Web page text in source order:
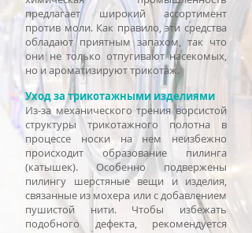
предлагает широкий ассортимент
против моли. Как правило, эти средства
обладают приятным запахом, так что
они не только отпугивают насекомых,
но и ароматизируют трикотаж.
Уход за трикотажными изделиями
Из-за механического трения ворсистой
структуры трикотажного полотна в
процессе носки на нем неизбежно
происходит образование пилинга
(катышек). Особенно подвержены
пилингу шерстяные вещи и изделия,
связанные из мохера или с добавлением
пушистой нити. Чтобы избежать
подобного дефекта, рекомендуется